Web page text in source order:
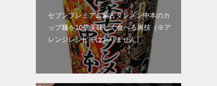
セブンプレミアム蒙古タンメン中本のカ
ップ麺を10倍美味しく食べる裏技（※ア
レンジレシピではありません）